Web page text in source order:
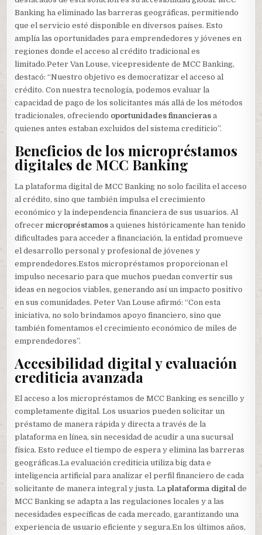
Banking ha eliminado las barreras geográficas, permitiendo
que el servicio esté disponible en diversos países. Esto
amplía las oportunidades para emprendedores y jóvenes en
regiones donde el acceso al crédito tradicional es
limitado.Peter Van Louse, vicepresidente de MCC Banking,
destacó: “Nuestro objetivo es democratizar el acceso al
crédito. Con nuestra tecnología, podemos evaluar la
capacidad de pago de los solicitantes más allá de los métodos
tradicionales, ofreciendo oportunidades financieras a
quienes antes estaban excluidos del sistema crediticio”.
Beneficios de los micropréstamos
digitales de MCC Banking
La plataforma digital de MCC Banking no solo facilita el acceso
al crédito, sino que también impulsa el crecimiento
económico y la independencia financiera de sus usuarios. Al
ofrecermicropréstamos a quienes históricamente han tenido
dificultades para acceder a financiación, la entidad promueve
el desarrollo personal y profesional de jóvenes y
emprendedores.Estos micropréstamos proporcionan el
impulso necesario para que muchos puedan convertir sus
ideas en negocios viables, generando así un impacto positivo
en sus comunidades. Peter Van Louse afirmó: “Con esta
iniciativa, no solo brindamos apoyo financiero, sino que
también fomentamos el crecimiento económico de miles de
emprendedores”.
Accesibilidad digital y evaluación
crediticia avanzada
El acceso a los micropréstamos de MCC Banking es sencillo y
completamente digital. Los usuarios pueden solicitar un
préstamo de manera rápida y directa a través de la
plataforma en línea, sin necesidad de acudir a una sucursal
física. Esto reduce el tiempo de espera y elimina las barreras
geográficas.La evaluación crediticia utiliza big data e
inteligencia artificial para analizar el perfil financiero de cada
solicitante de manera integral y justa. Laplataforma digital de
MCC Banking se adapta a las regulaciones locales y a las
necesidades específicas de cada mercado, garantizando una
experiencia de usuario eficiente y segura.En los últimos años,